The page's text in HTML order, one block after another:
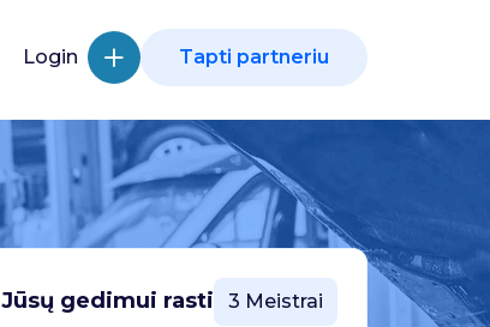
Login Tapti partneriu
Jūsų gedimui rasti 3 Meistrai